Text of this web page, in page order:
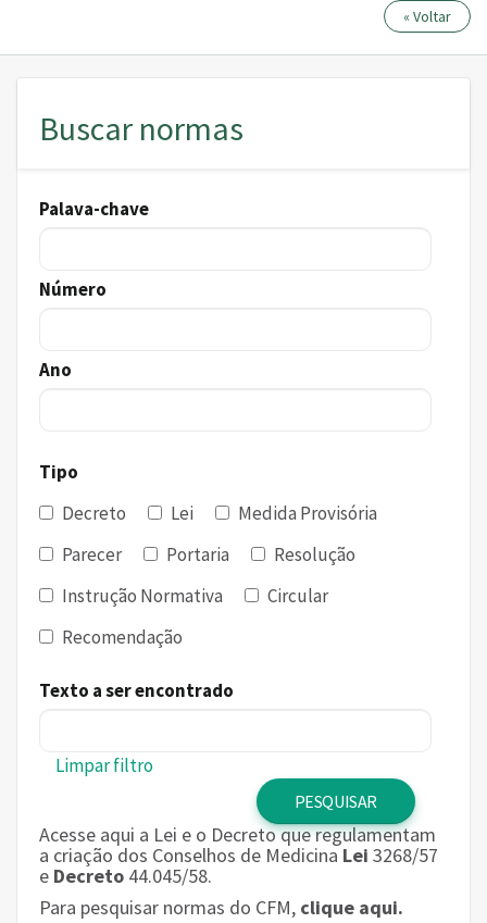
« Voltar
Buscar normas
Palava-chave
Número
Ano
Tipo
Decreto
Lei
Medida Provisória
Parecer
Portaria
Resolução
Instrução Normativa
Circular
Recomendação
Texto a ser encontrado
Limpar filtro
Acesse aqui a Lei e o Decreto que regulamentam
a criação dos Conselhos de Medicina Lei 3268/57
e Decreto 44.045/58.
Para pesquisar normas do CFM, clique aqui.